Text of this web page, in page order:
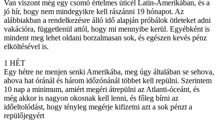
Van viszont még egy csomó értelmes úticél Latin-Amerikában, és a
jó hír, hogy nem mindegyikre kell rászánni 19 hónapot. Az
alábbiakban a rendelkezésre álló idő alapján próbálok ötleteket adni
vakációra, függetlenül attól, hogy mi mennyibe kerül. Egyébként is
mindent meg lehet oldani borzalmasan sok, és egészen kevés pénz
elköltésével is.
1 HÉT
Egy hétre ne menjen senki Amerikába, meg úgy általában se sehova,
ahova hat óránál és három időzónánál többet kell repülni. Szerintem
10 nap a minimum, amiért megéri átrepülni az Atlanti-óceánt, és
még akkor is nagyon okosnak kell lenni, és főleg bírni az
időeltolódást, hogy tényleg megérje kifizetni azt a sok pénzt a
repülőjegyért